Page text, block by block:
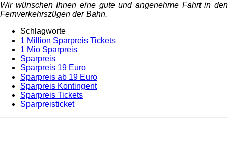
Wir wünschen Ihnen eine gute und angenehme Fahrt in den
Fernverkehrszügen der Bahn.
Schlagworte
1 Million Sparpreis Tickets
1 Mio Sparpreis
Sparpreis
Sparpreis 19 Euro
Sparpreis ab 19 Euro
Sparpreis Kontingent
Sparpreis Tickets
Sparpreisticket